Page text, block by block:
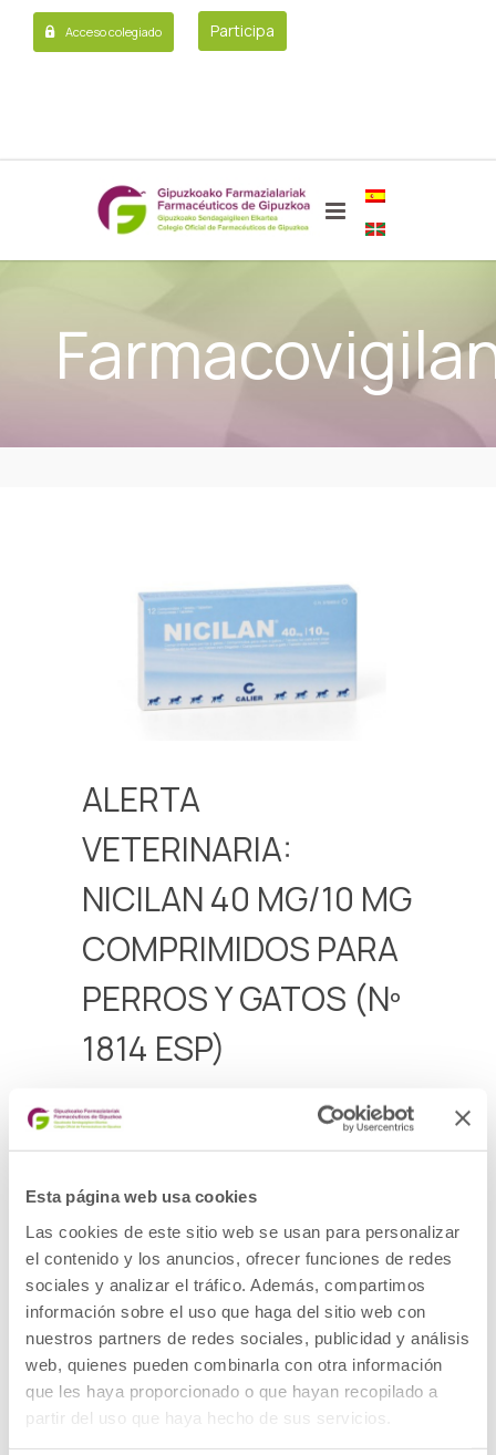
Esta página web usa cookies
Las cookies de este sitio web se usan para personalizar
el contenido y los anuncios, ofrecer funciones de redes
sociales y analizar el tráfico. Además, compartimos
información sobre el uso que haga del sitio web con
nuestros partners de redes sociales, publicidad y análisis
web, quienes pueden combinarla con otra información
que les haya proporcionado o que hayan recopilado a
partir del uso que haya hecho de sus servicios.
Acceso colegiado Participa
ALERTA
VETERINARIA:
NICILAN 40 MG/10 MG
COMPRIMIDOS PARA
PERROS Y GATOS (Nº
1814 ESP)
PRODUCTO: Medicamento
PRESENTACIÓN: NICILAN 40 MG/10 MG
resultado fuera de especificaciones en el
de disolución del mismo principio activo, en
el lote V001 distribuido en España.
MEDIDAS CAUTELARES ADOPTADAS:Iniciar el
procedimiento de retirada del mercado del
lote V001 del medicamento veterinario
NICILAN 40 MG/10 MG COMPRIMIDOS PARA
PERROS Y GATOS (con número de registro
1814 ESP).
Ver alerta